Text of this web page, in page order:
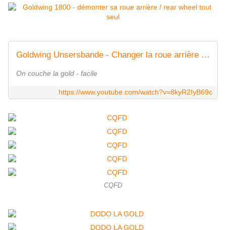
Goldwing Unsersbande - Changer la roue arrière / rear wheel 1800 2
On couche la gold - facile
https://www.youtube.com/watch?v=8kyR2IyB69c
CQFD